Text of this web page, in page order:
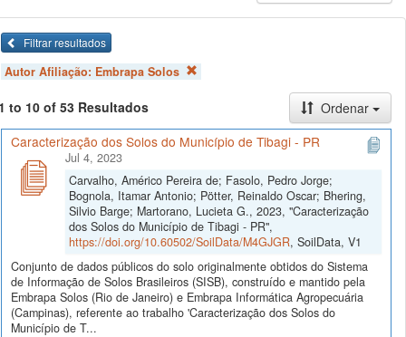
Filtrar resultados
Autor Afiliação: Embrapa Solos
to 10 of 53 Resultados
Ordenar
Caracterização dos Solos do Município de Tibagi - PR
Jul 4, 2023
Carvalho, Américo Pereira de; Fasolo, Pedro Jorge;
Bognola, Itamar Antonio; Pötter, Reinaldo Oscar; Bhering,
Silvio Barge; Martorano, Lucieta G., 2023, "Caracterização
dos Solos do Município de Tibagi - PR",
https://doi.org/10.60502/SoilData/M4GJGR, SoilData, V1
Conjunto de dados públicos do solo originalmente obtidos do Sistema
de Informação de Solos Brasileiros (SISB), construído e mantido pela
Embrapa Solos (Rio de Janeiro) e Embrapa Informática Agropecuária
(Campinas), referente ao trabalho 'Caracterização dos Solos do
Município de T...